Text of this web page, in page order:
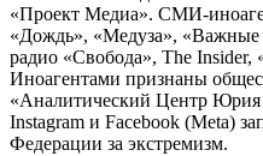
«Проект Медиа». СМИ-
«Дождь», «Медуза»,
радио «Свобода», The
Иноагентами признаны
«Аналитический Центр
Instagram и Facebook (Metа)
Федерации за экстремизм.